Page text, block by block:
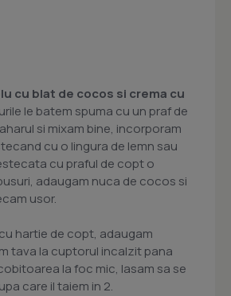
cu blat de cocos si crema cu
le batem spuma cu un praf de
si mixam bine, incorporam
cu o lingura de lemn sau
cu praful de copt o
adaugam nuca de cocos si
usor.
hartie de copt, adaugam
tava la cuptorul incalzit pana
la foc mic, lasam sa se
care il taiem in 2.